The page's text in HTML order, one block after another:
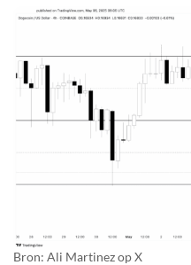
Bron: Ali Martinez op X